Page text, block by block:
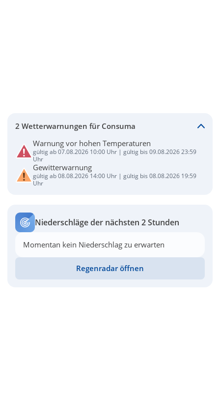
2 Wetterwarnungen für Consuma
Warnung vor hohen Temperaturen
gültig ab 07.08.2026 10:00 Uhr | gültig bis 09.08.2026 23:59
Uhr
Gewitterwarnung
gültig ab 08.08.2026 14:00 Uhr | gültig bis 08.08.2026 19:59
Uhr
Niederschläge der nächsten 2 Stunden
Momentan kein Niederschlag zu erwarten
Regenradar öffnen